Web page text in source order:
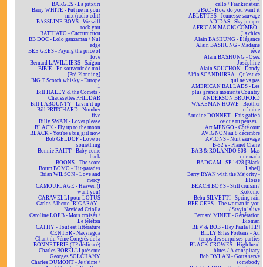
BARGES - La pitxuri
Barry WHITE - Put me in your
mix (radio edit)
BASSLINE BOYS - We will
rock you
BATTIATO - Cuccurucucu
BB DOC - Lolo ganzaman / Nul
edge
BEE GEES - Paying the price of
love
Bernard LAVILLIERS - Saïgon
BIBIE - En souvenir de moi
[Pré-Planning]
BIG T Scotch whisky - Europe
1
Bill HALEY & the Comets -
Chaussettes PHILDAR
Bill LABOUNTY - Livin'it up
Bill PRITCHARD - Number
five
Billy SWAN - Lover please
BLACK - Fly up to the moon
BLACK - You're a big girl now
Bob GELDOF - Love or
something
Bonnie RAITT - Baby come
back
BOONS - The score
Boum BOMO - Hit-parades
Brian WILSON - Love and
mercy
CAMOUFLAGE - Heaven (I
want you)
CARAVELLI pour LOTUS
Carlos Alberto IRIGARAY -
Navidad Criolla
Caroline LOEB - Mots croisés /
Le téléfon
CATHY - Tout est littérature
CENTER - Navsiegda
Chant du 7ème Congrès de la
BONNETERIE (TP dédicacé)
Charles BORELLI présente
Georges SOLCHANY
Charles DUMONT - Je t'aime /
cello / Frankenstein
2PAC - How do you want it
ABLETTES - Jeunesse sauvage
ADIDAS - Sky jumper
AFRICAN MAGIC COMBO -
La chica
Alain BASHUNG - Élégance
Alain BASHUNG - Madame
rêve
Alain BASHUNG - Osez
Joséphine
Alain SOUCHON - Dandy
Alfio SCANDURRA - Qu'est-ce
qui ne va pas
AMERICAN BALLADS - Les
plus grands moments Country
ANDERSON BRUFORD
WAKEMAN HOWE - Brother
of mine
Antoine DONNET - Fais gaffe à
ce que tu penses...
Art MENGO - Côté cour
AVIGNON au 8 décembre
AVIONS - Nuit sauvage
B-52's - Planet Claire
BAB & ROLANDO 808 - Mas
que nada
BADGAM - SP 1428 [Black
Label]
Barry RYAN with the Majority -
Eloïse
BEACH BOYS - Still cruisin /
Kokomo
Bebu SILVETTI - Spring rain
BEE GEES - The woman in you
/ Stayin' alive
Bernard MINET - Génération
Bioman
BEV & BOB - Hey Paula [T.P.]
BILLY & les Forbans - Au
temps des surprises-parties
BLACK CROWES - High head
blues / A conspiracy
Bob DYLAN - Gotta serve
somebody